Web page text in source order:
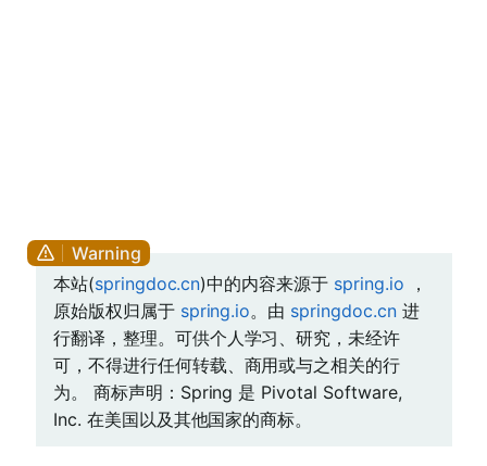
本站(springdoc.cn)中的内容来源于 spring.io ，
原始版权归属于 spring.io。由 springdoc.cn进
行翻译，整理。可供个人学习、研究，未经许
可，不得进行任何转载、商用或与之相关的行
为。 商标声明：Spring 是 Pivotal Software,
Inc. 在美国以及其他国家的商标。